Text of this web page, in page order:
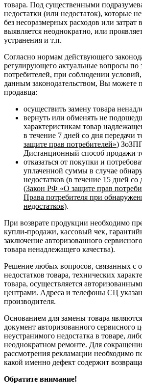
товара. Под существенными
недостатки (или недостаток), которые
без несоразмерных расходов или затрат
выявляется неоднократно, или
устранения и т.п.
Согласно нормам действующего
регулирующего актуальные вопросы по
потребителей, при соблюдении
данным законодательством, Вы можете
продавца:
осуществить замену товара
вернуть или обменять не
характеристикам товар
в течение 7 дней со дня передачи
защите прав потребителей»)
Дистанционный способ продажи
отказаться от покупки и
уплаченной суммы в случае
недостатков (в течение 15 дней со
(Закон РФ «О защите прав
Права потребителя при
недостатков).
При возврате продукции необходимо
купли-продажи, кассовый чек,
заключение авторизованного
товара ненадлежащего качества).
Решение любых вопросов, связанных с
недостатков товара, технических
товара, осуществляется
центрами. Адреса и телефоны СЦ
производителя.
Основанием для замены товара
документ авторизованного сервисного
неустранимого недостатка в товаре,
неоднократном ремонте. Для
рассмотрения рекламации необходимо
какой именно дефект содержит
Обратите внимание!